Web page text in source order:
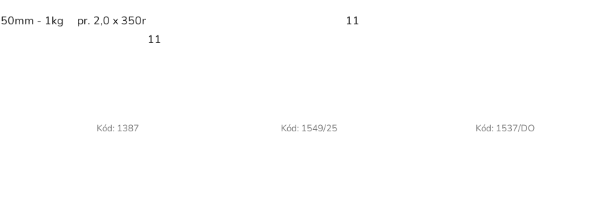
- 1kg pr. 2,0 x 350mm - 2,5kg pr. 3,25 x 350mm - 5kg
11
11
Kód: 1387 Kód: 1549/25 Kód: 1537/DO